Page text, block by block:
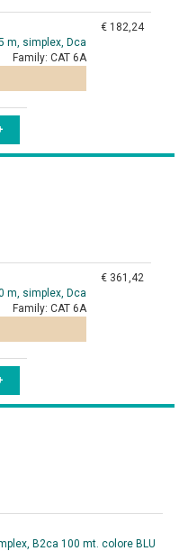
m, simplex, Dca
Family: CAT 6A
€ 182,24
m, simplex, Dca
Family: CAT 6A
€ 361,42
B2ca 100 mt. colore BLU